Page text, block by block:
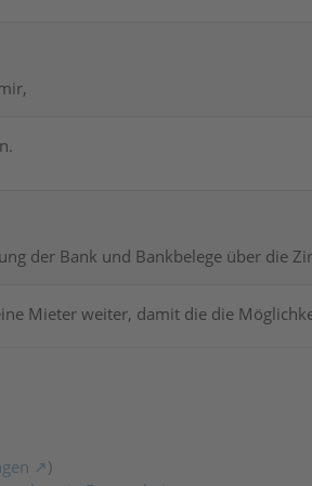
der Bank und Bankbelege über die
Mieter weiter, damit die die
)